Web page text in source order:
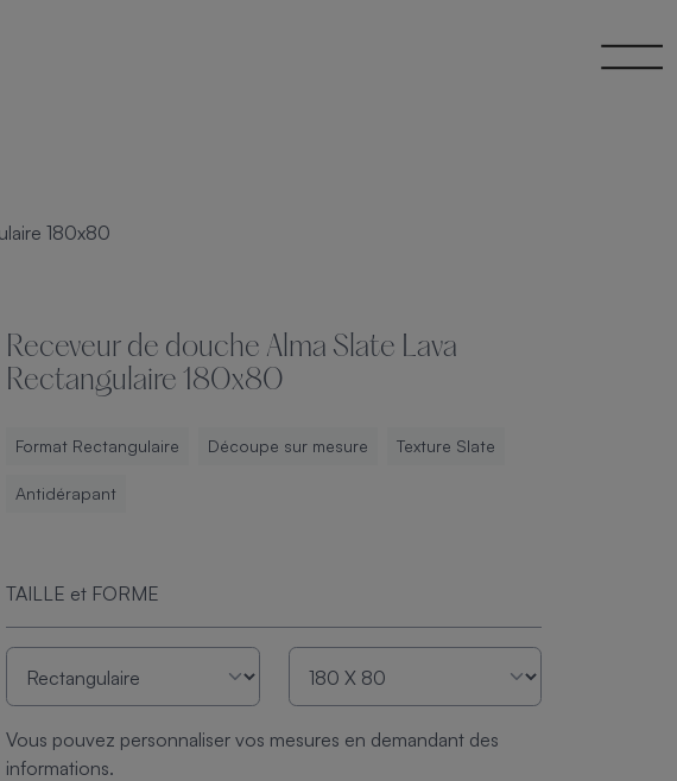
180x80
Receveur de douche Alma Slate Lava
Rectangulaire 180x80
Format Rectangulaire Découpe sur mesure Texture Slate
Antidérapant
TAILLE et FORME
Vous pouvez personnaliser vos mesures en demandant des
informations.